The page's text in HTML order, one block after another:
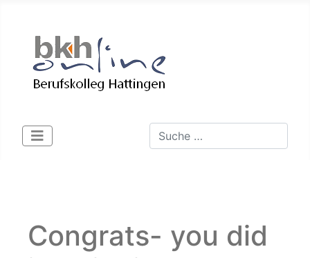
Suchen
Congrats- you did